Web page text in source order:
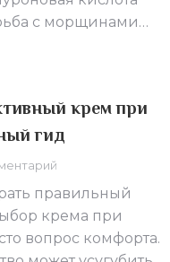
с морщинами…
крем при
гид
правильный
крема при
вопрос комфорта.